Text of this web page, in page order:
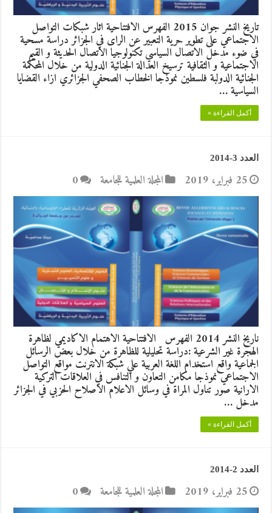
تاريخ النشر جوان 2015 الفهرس الافتتاحية اثار شبكات التواصل
الاجتماعي على تطوير حرية التعبير عن الراى في الجزائر دراسة مسحية
في ضوء مدخل الاتصال السياسي تكنولوجيا الاتصال الحديثة و القيم
الاجتماعية و الثقافية ترسيخ العدالة الجنائية الدولية من خلال المحكمة
الجنائية الدولبة فلسطين نموذجا الخطاب الصحفي الجزائري ازاء القضايا
السياسية …
أكمل القراءة »
العدد 3-2014
25 فبراير، 2019 المجلة العلمية للجامعة 0
ناريخ النشر 2014 الفهرس الافتتاحية الاهتمام الاكاديمي لظاهرة
الهجرة غير الشرعية :دراسة تحليلية للظاهرة من خلال بعض الرسائل
الجماعية واقع استخدام اللغة العربية علي شبكة الانترنت مواقع التواصل
الاجتماعي نموذجا مكامن التعاون و التنافس في العلاقات التركية
الارانية صور تناول المراة في وسائل الاعلام الاصلاح الحزبي في الجزائر
مدخل …
أكمل القراءة »
العدد 2-2014
25 فبراير، 2019 المجلة العلمية للجامعة 0